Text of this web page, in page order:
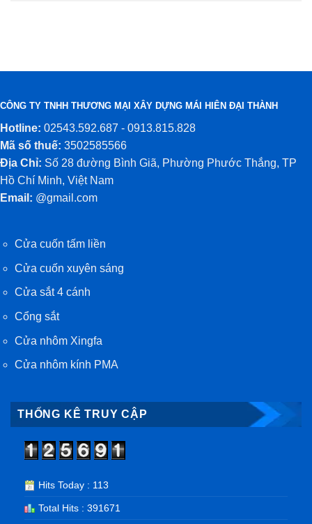
CÔNG TY TNHH THƯƠNG MẠI XÂY DỰNG MÁI HIÊN ĐẠI THÀNH
Hotline: 02543.592.687 - 0913.815.828
Mã số thuế: 3502585566
Địa Chỉ: Số 28 đường Bình Giã, Phường Phước Thắng, TP
Hồ Chí Minh, Việt Nam
Email: @gmail.com
Cửa cuốn tấm liền
Cửa cuốn xuyên sáng
Cửa sắt 4 cánh
Cổng sắt
Cửa nhôm Xingfa
Cửa nhôm kính PMA
THỐNG KÊ TRUY CẬP
Hits Today : 113
Total Hits : 391671